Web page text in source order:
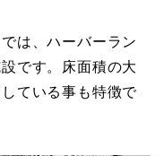
は、ハーバーラン
です。床面積の大
ている事も特徴で